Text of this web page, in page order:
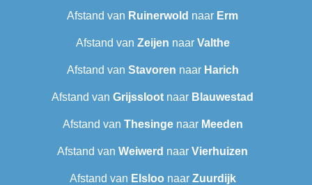
Afstand van Ruinerwold naar Erm
Afstand van Zeijen naar Valthe
Afstand van Stavoren naar Harich
Afstand van Grijssloot naar Blauwestad
Afstand van Thesingenaar Meeden
Afstand van Weiwerd naar Vierhuizen
Afstand van Elsloo naar Zuurdijk